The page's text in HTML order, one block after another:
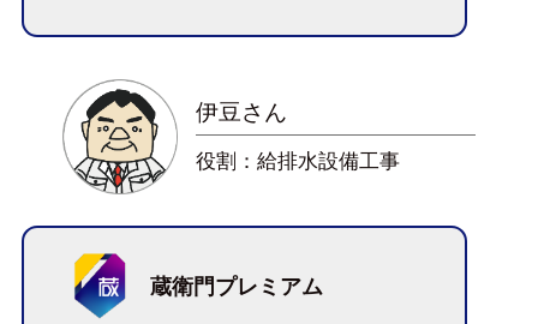
伊豆さん
役割：給排水設備工事
蔵衛門プレミアム